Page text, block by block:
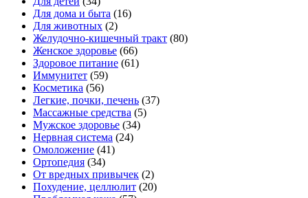
Для дома и быта (16)
Для животных (2)
Желудочно-кишечный тракт (80)
Женское здоровье (66)
Здоровое питание (61)
Иммунитет (59)
Косметика (56)
Легкие, почки, печень (37)
Массажные средства (5)
Мужское здоровье (34)
Нервная система (24)
Омоложение (41)
Ортопедия (34)
От вредных привычек (2)
Похудение, целлюлит (20)